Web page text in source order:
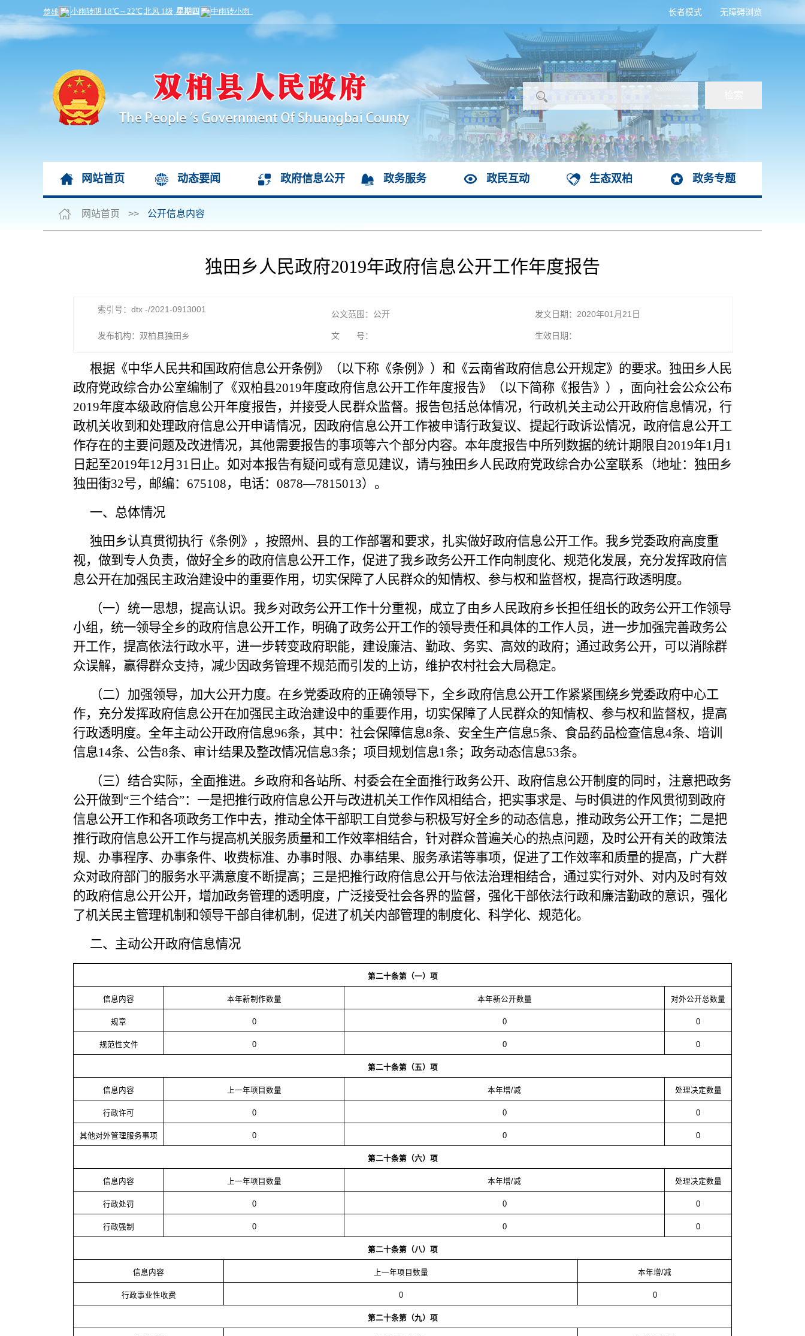
无障碍浏览
长者模式
网站首页 动态要闻 政府信息公开 政务服务 政民互动 生态双柏 政务专题
网站首页 >> 公开信息内容
独田乡人民政府2019年政府信息公开工作年度报告
索引号：dtx -/2021-0913001 公文范围：公开 发文日期：2020年01月21日
发布机构：双柏县独田乡 文 号： 生效日期：
根据《中华人民共和国政府信息公开条例》（以下称《条例》）和《云南省政府信息公开规定》的要求。独田乡人民
政府党政综合办公室编制了《双柏县2019年度政府信息公开工作年度报告》（以下简称《报告》），面向社会公众公布
2019年度本级政府信息公开年度报告，并接受人民群众监督。报告包括总体情况，行政机关主动公开政府信息情况，行
政机关收到和处理政府信息公开申请情况，因政府信息公开工作被申请行政复议、提起行政诉讼情况，政府信息公开工
作存在的主要问题及改进情况，其他需要报告的事项等六个部分内容。本年度报告中所列数据的统计期限自2019年1月1
日起至2019年12月31日止。如对本报告有疑问或有意见建议，请与独田乡人民政府党政综合办公室联系（地址：独田乡
独田街32号，邮编：675108，电话：0878—7815013）。
一、总体情况
独田乡认真贯彻执行《条例》，按照州、县的工作部署和要求，扎实做好政府信息公开工作。我乡党委政府高度重
视，做到专人负责，做好全乡的政府信息公开工作，促进了我乡政务公开工作向制度化、规范化发展，充分发挥政府信
息公开在加强民主政治建设中的重要作用，切实保障了人民群众的知情权、参与权和监督权，提高行政透明度。
（一）统一思想，提高认识。我乡对政务公开工作十分重视，成立了由乡人民政府乡长担任组长的政务公开工作领导
小组，统一领导全乡的政府信息公开工作，明确了政务公开工作的领导责任和具体的工作人员，进一步加强完善政务公
开工作，提高依法行政水平，进一步转变政府职能，建设廉洁、勤政、务实、高效的政府；通过政务公开，可以消除群
众误解，赢得群众支持，减少因政务管理不规范而引发的上访，维护农村社会大局稳定。
（二）加强领导，加大公开力度。在乡党委政府的正确领导下，全乡政府信息公开工作紧紧围绕乡党委政府中心工
作，充分发挥政府信息公开在加强民主政治建设中的重要作用，切实保障了人民群众的知情权、参与权和监督权，提高
行政透明度。全年主动公开政府信息96条，其中：社会保障信息8条、安全生产信息5条、食品药品检查信息4条、培训
信息14条、公告8条、审计结果及整改情况信息3条；项目规划信息1条；政务动态信息53条。
（三）结合实际，全面推进。乡政府和各站所、村委会在全面推行政务公开、政府信息公开制度的同时，注意把政务
公开做到“三个结合”：一是把推行政府信息公开与改进机关工作作风相结合，把实事求是、与时俱进的作风贯彻到政府
信息公开工作和各项政务工作中去，推动全体干部职工自觉参与积极写好全乡的动态信息，推动政务公开工作；二是把
推行政府信息公开工作与提高机关服务质量和工作效率相结合，针对群众普遍关心的热点问题，及时公开有关的政策法
规、办事程序、办事条件、收费标准、办事时限、办事结果、服务承诺等事项，促进了工作效率和质量的提高，广大群
众对政府部门的服务水平满意度不断提高；三是把推行政府信息公开与依法治理相结合，通过实行对外、对内及时有效
的政府信息公开公开，增加政务管理的透明度，广泛接受社会各界的监督，强化干部依法行政和廉洁勤政的意识，强化
了机关民主管理机制和领导干部自律机制，促进了机关内部管理的制度化、科学化、规范化。
二、主动公开政府信息情况
第二十条第（一）项
信息内容 本年新制作数量 本年新公开数量 对外公开总数量
规章 0 0 0
规范性文件 0 0 0
第二十条第（五）项
信息内容 上一年项目数量 本年增/减 处理决定数量
行政许可 0 0 0
其他对外管理服务事项 0 0 0
第二十条第（六）项
信息内容 上一年项目数量 本年增/减 处理决定数量
行政处罚 0 0 0
行政强制 0 0 0
第二十条第（八）项
信息内容 上一年项目数量 本年增/减
行政事业性收费 0 0
第二十条第（九）项